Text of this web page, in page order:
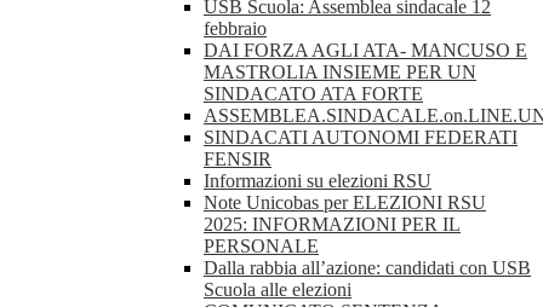
USB Scuola: Assemblea sindacale 12
febbraio
DAI FORZA AGLI ATA- MANCUSO E
MASTROLIA INSIEME PER UN
SINDACATO ATA FORTE
SINDACATI AUTONOMI FEDERATI
FENSIR
Informazioni su elezioni RSU
Note Unicobas per ELEZIONI RSU
2025: INFORMAZIONI PER IL
PERSONALE
Dalla rabbia all’azione: candidati con USB
Scuola alle elezioni